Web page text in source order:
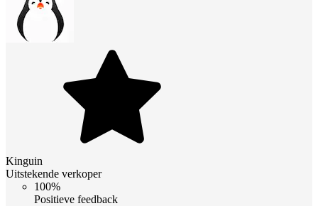
Kinguin
Uitstekende verkoper
100%
Positieve feedback